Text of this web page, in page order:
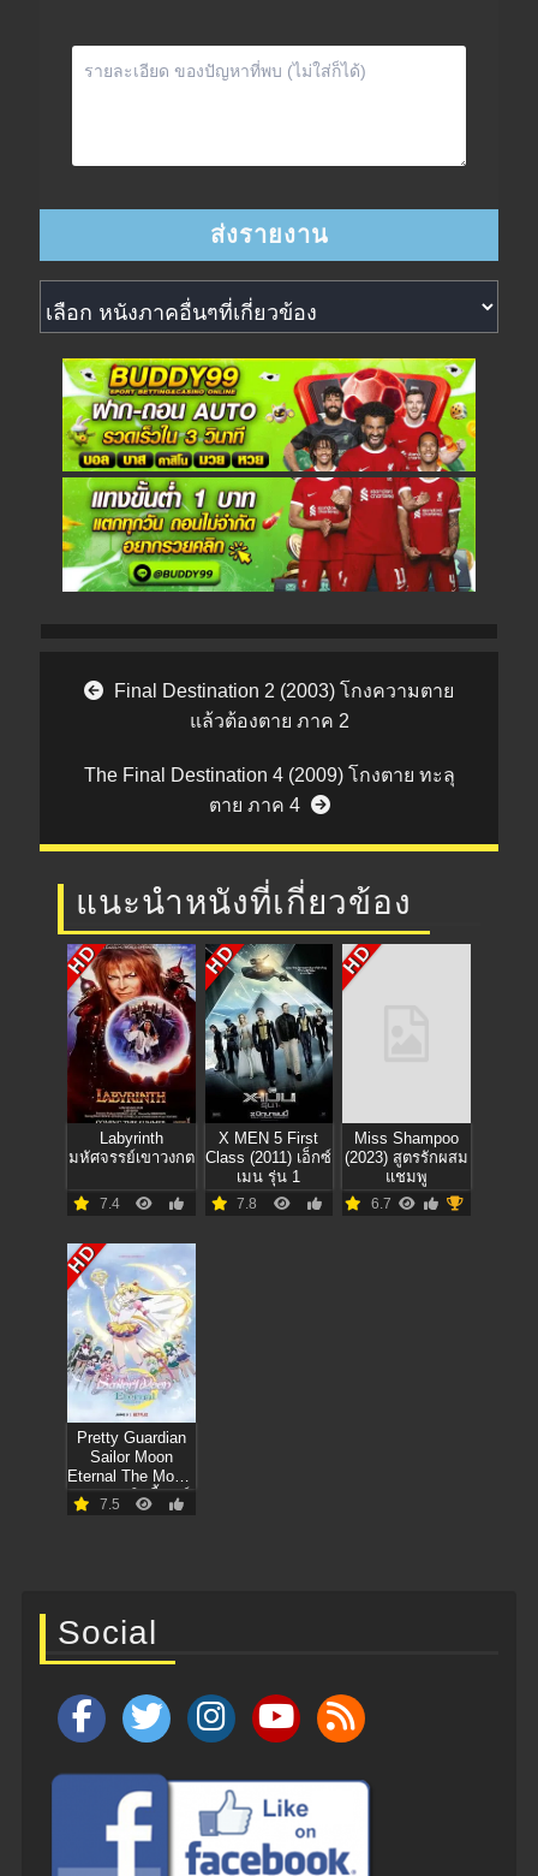
Post navigation
Final Destination 2 (2003) โกงความตาย
แล้วต้องตาย ภาค 2
The Final Destination 4 (2009) โกงตาย ทะลุ
ตาย ภาค 4
แนะนำหนังที่เกี่ยวข้อง
HD
Labyrinth
มหัศจรรย์เขาวงกต
7.4
HD
X MEN 5 First
Class (2011) เอ็กซ์
เมน รุ่น 1
7.8
HD
Miss Shampoo
(2023) สูตรรักผสม
แชมพู
6.7
HD
Pretty Guardian
Sailor Moon
Eternal The Movie
(2021) พริตตี้ การ์
เดี้ยน
7.5
Social